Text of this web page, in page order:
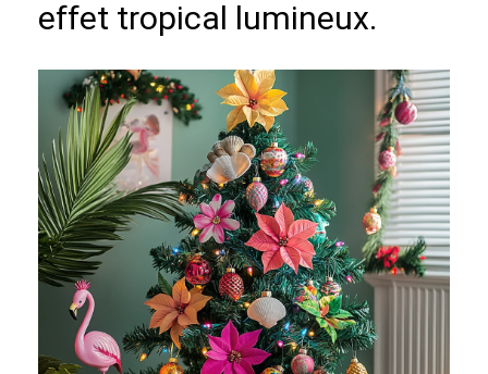
effet tropical lumineux.